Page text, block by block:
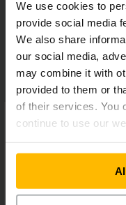
We use cookies to
provide social media
We also share
our social media,
may combine it with
provided to them or
of their services. You
continue to use our